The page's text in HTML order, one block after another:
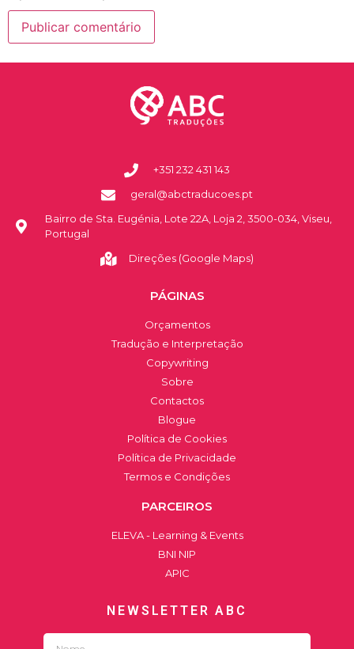
+351 232 431 143
geral@abctraducoes.pt
Bairro de Sta. Eugénia, Lote 22A, Loja 2, 3500-034, Viseu,
Portugal
Direções (Google Maps)
PÁGINAS
Orçamentos
Tradução e Interpretação
Copywriting
Sobre
Contactos
Blogue
Política de Cookies
Política de Privacidade
Termos e Condições
PARCEIROS
ELEVA - Learning & Events
BNI NIP
APIC
NEWSLETTER ABC